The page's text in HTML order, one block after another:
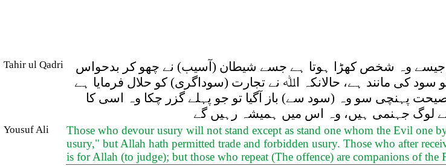
Tahir ul Qadri
جیسے وہ شخص کھڑا ہوتا ہے جسے شیطان (آسیب) نے چھو کر بدحواس
کی مانند ہے، حالانکہ اﷲ نے تجارت (سوداگری) کو حلال فرمایا ہے
پہنچی سو وہ (سود سے) باز آگیا تو جو پہلے گزر چکا وہ اسی کا
لوگ جہنمی ہیں، وہ اس میں ہمیشہ رہیں گے
Yousuf Ali
Those who devour usury will not stand except as stand one whom the Evil one
usury," but Allah hath permitted trade and forbidden usury. Those who after
is for Allah (to judge); but those who repeat (The offence) are companions of